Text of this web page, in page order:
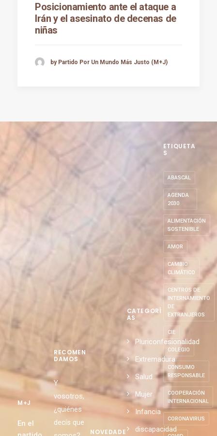
Posicionamiento ante el ataque a
Irán y el asesinato de decenas de
niñas
by Partido Por Un Mundo Más Justo (M+J)
M+J
En el
RECOMEN
DAMOS
Y
vosotros,
¿quiénes
decís que
NOVEDADE
CATEGORÍ
AS
Pluriconfesionalidad
Extremadura
Salud
Mujer
Infancia
discapacidad
ETIQUETA
S
ABASCAL
AGENDA
2030
ALIMENTACIÓN
SOSTENIBLE
AMOR
CAMBIO
CLIMÁTICO
CENTROS DE
INTERNAMIENTO
DE
EXTRANJEROS
CIE
COLEGIO
CONSUMO
RESPONSABLE
COOPERACIÓN
INTERNACIONAL
CORONAVIRUS